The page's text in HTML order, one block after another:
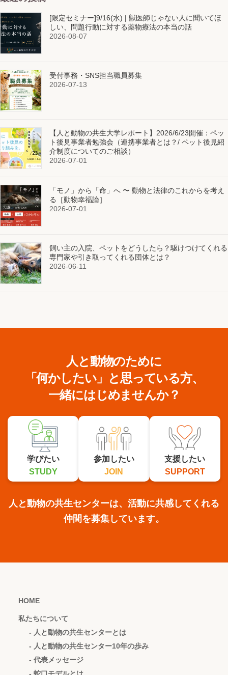
[限定セミナー]9/16(水) | 獣医師じゃない人に聞いてほ
しい、問題行動に対する薬物療法の本当の話
2026-08-07
受付事務・SNS担当職員募集
2026-07-13
【人と動物の共生大学レポート】2026/6/23開催：ペッ
ト後見事業者勉強会（連携事業者とは？/ ペット後見紹
介制度についてのご相談）
2026-07-01
「モノ」から「命」へ 〜 動物と法律のこれからを考え
る［動物幸福論］
2026-07-01
飼い主の入院、ペットをどうしたら？駆けつけてくれる
専門家や引き取ってくれる団体とは？
2026-06-11
人と動物のために
「何かしたい」と思っている方、
一緒にはじめませんか？
学びたい
STUDY
参加したい
JOIN
支援したい
SUPPORT
人と動物の共生センターは、活動に共感してくれる
仲間を募集しています。
HOME
私たちについて
- 人と動物の共生センターとは
- 人と動物の共生センター10年の歩み
- 代表メッセージ